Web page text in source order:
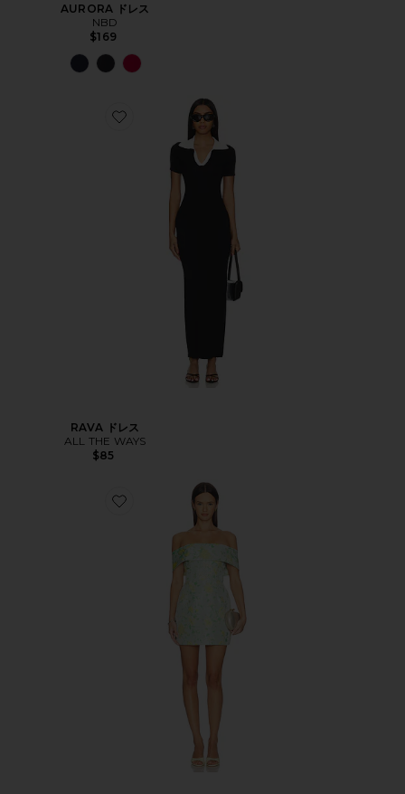
AURORA ドレス
NBD
$169
RAVA ドレス
ALL THE WAYS
$85